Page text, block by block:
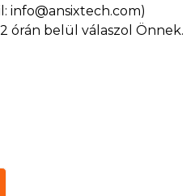
info@ansixtech.com)
órán belül válaszol Önnek.